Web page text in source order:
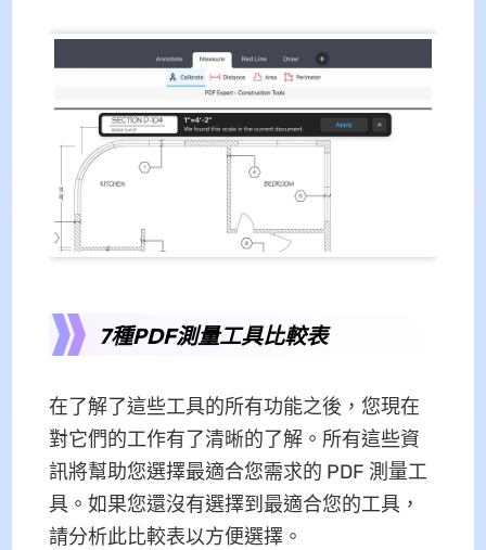
7種PDF測量工具比較表
在了解了這些工具的所有功能之後，您現在
對它們的工作有了清晰的了解。所有這些資
訊將幫助您選擇最適合您需求的 PDF 測量工
具。如果您還沒有選擇到最適合您的工具，
請分析此比較表以方便選擇。